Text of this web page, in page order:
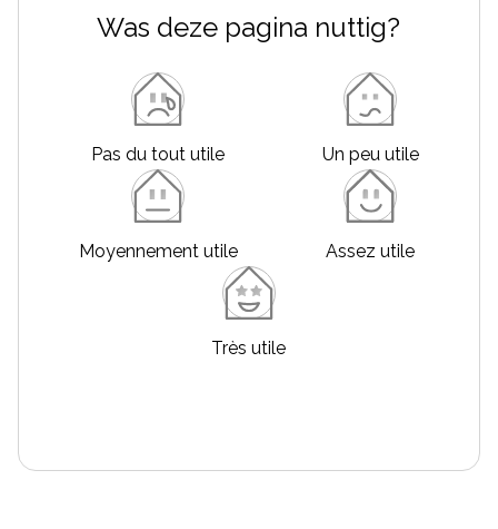
Was deze pagina nuttig?
Pas du tout utile Un peu utile
Moyennement utile Assez utile
Très utile